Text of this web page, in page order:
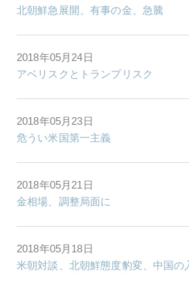
北朝鮮急展開、有事の金、急騰
2018年05月24日
アベリスクとトランプリスク
2018年05月23日
危うい米国第一主義
2018年05月21日
金相場、調整局面に
2018年05月18日
米朝対談、北朝鮮態度豹変、中国の